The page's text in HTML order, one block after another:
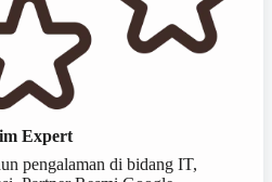
Expert
pengalaman di bidang IT,